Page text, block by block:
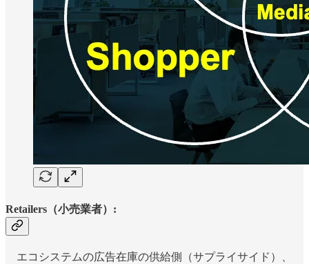
Retailers（小売業者）:
エコシステムの広告在庫の供給側（サプライサイド）、